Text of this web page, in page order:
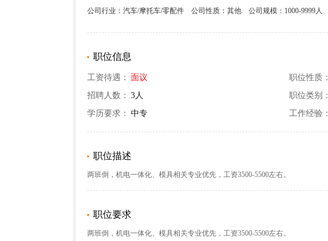
公司行业：汽车/摩托车/零配件 公司性质：其他 公司规模：1000-9999人
职位信息
工资待遇： 面议 职位性质：
招聘人数： 3人 职位类别：
学历要求： 中专 工作经验：
职位描述
两班倒，机电一体化、模具相关专业优先，工资3500-5500左右。
职位要求
两班倒，机电一体化、模具相关专业优先，工资3500-5500左右。